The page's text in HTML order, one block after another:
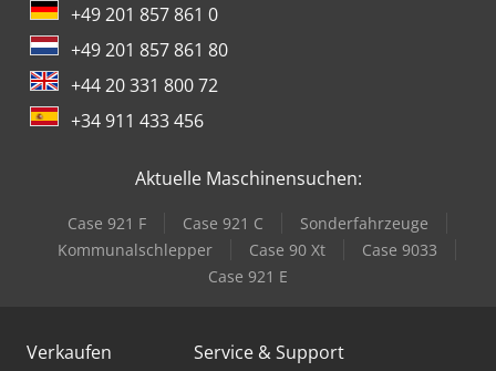
+49 201 857 861 0
+49 201 857 861 80
+44 20 331 800 72
+34 911 433 456
Aktuelle Maschinensuchen:
Case 921 F Case 921 C
Sonderfahrzeuge
Kommunalschlepper
Case 90 Xt
Case 9033
Case 921 E
Verkaufen Service & Support